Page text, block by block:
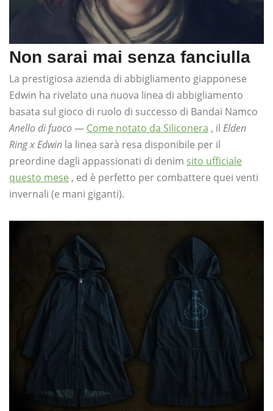
Non sarai mai senza fanciulla
La prestigiosa azienda di abbigliamento giapponese
Edwin ha rivelato una nuova linea di abbigliamento
basata sul gioco di ruolo di successo di Bandai Namco
Anello di fuoco— Come notato da Siliconera , il Elden
Ring x Edwin la linea sarà resa disponibile per il
preordine dagli appassionati di denim sito ufficiale
questo mese , ed è perfetto per combattere quei venti
invernali (e mani giganti).